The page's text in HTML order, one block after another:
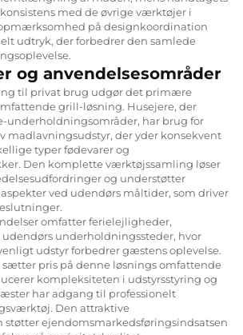
med de øvrige værktøjer i
på designkoordination
udtryk, der forbedrer den samlede
og anvendelsesområder
til privat brug udgør det primære
grill-løsning. Husejere, der
underholdningsområder, har brug for
madlavningsudstyr, der yder konsekvent
typer fødevarer og
Den komplette værktøjssamling løser
og understøtter
ved udendørs måltider, som driver
omfatter ferielejligheder,
underholdningssteder, hvor
udstyr forbedrer gæstens oplevelse.
sætter pris på denne løsnings omfattende
kompleksiteten i udstyrsstyring og
har adgang til professionelt
Den attraktive
ejendomsmarkedsføringsindsatsen